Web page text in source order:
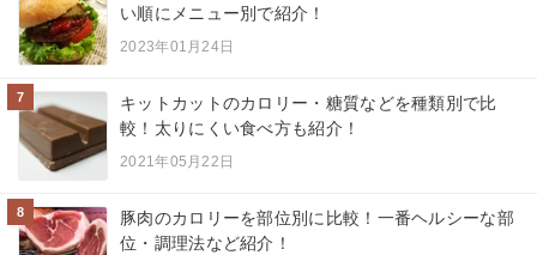
い順にメニュー別で紹介！
2023年01月24日
7
キットカットのカロリー・糖質などを種類別で比
較！太りにくい食べ方も紹介！
2021年05月22日
8
豚肉のカロリーを部位別に比較！一番ヘルシーな部
位・調理法など紹介！